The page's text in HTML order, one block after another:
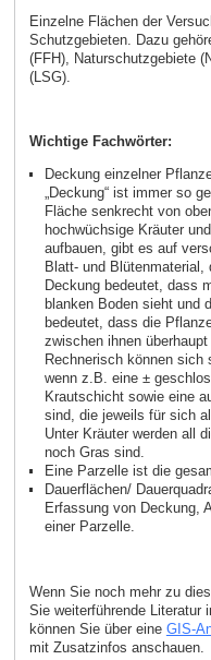
Einzelne Flächen der
Schutzgebieten. Dazu
(FFH), Naturschutzgebiete
(LSG).
Wichtige Fachwörter:
Deckung einzelner
„Deckung“ ist immer so
Fläche senkrecht von
hochwüchsige Kräuter
aufbauen, gibt es auf
Blatt- und
Deckung bedeutet, dass
blanken Boden sieht und
bedeutet, dass die
zwischen ihnen
Rechnerisch können sich
wenn z.B. eine ±
Krautschicht sowie eine
sind, die jeweils für sich
Unter Kräuter werden all
noch Gras sind.
Eine Parzelle ist die
Dauerflächen/
Erfassung von Deckung,
einer Parzelle.
Wenn Sie noch mehr zu
Sie weiterführende Literatur
können Sie über eine
mit Zusatzinfos anschauen.